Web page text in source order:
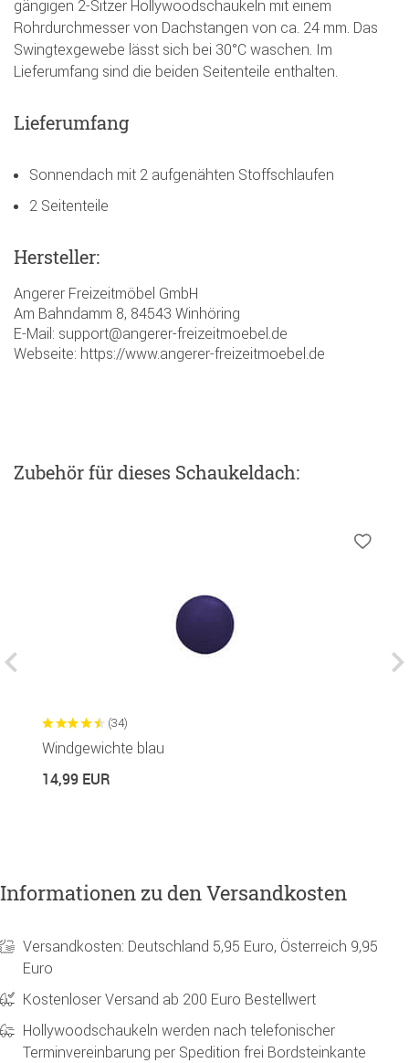
gängigen 2-Sitzer Hollywoodschaukeln mit einem
Rohrdurchmesser von Dachstangen von ca. 24 mm. Das
Swingtexgewebe lässt sich bei 30°C waschen. Im
Lieferumfang sind die beiden Seitenteile enthalten.
Lieferumfang
Sonnendach mit 2 aufgenähten Stoffschlaufen
2 Seitenteile
Hersteller:
Angerer Freizeitmöbel GmbH
Am Bahndamm 8, 84543 Winhöring
E-Mail: support@angerer-freizeitmoebel.de
Webseite: https://www.angerer-freizeitmoebel.de
Zubehörfür dieses Schaukeldach:
(34)
Windgewichte blau
14,99 EUR
Informationen zu den Versandkosten
Versandkosten: Deutschland 5,95 Euro, Österreich 9,95
Euro
Kostenloser Versand ab 200 Euro Bestellwert
Hollywoodschaukeln werden nach telefonischer
Terminvereinbarung per Spedition frei Bordsteinkante